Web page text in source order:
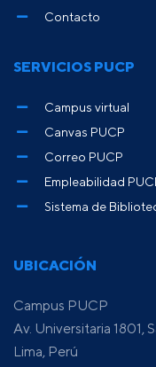
UBICACIÓN
Campus PUCP
Av. Universitaria 1801,
Lima, Perú
Contacto
SERVICIOS PUCP
Campus virtual
Canvas PUCP
Correo PUCP
Empleabilidad
Sistema de